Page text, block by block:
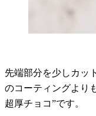
先端部分を少しカッ
のコーティングより
超厚チョコ”です。